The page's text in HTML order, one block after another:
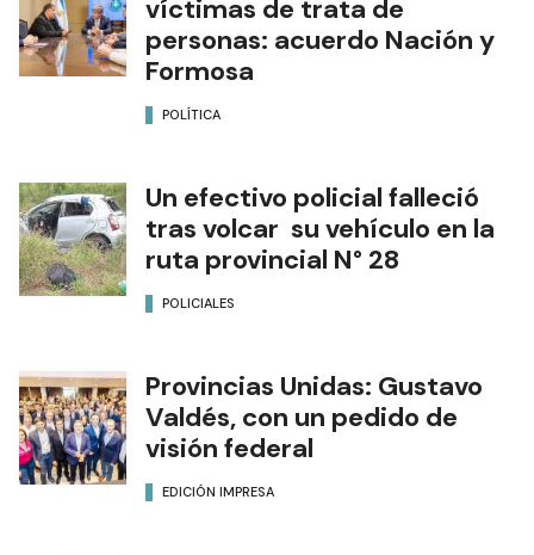
víctimas de trata de
personas: acuerdo Nación y
Formosa
POLÍTICA
Un efectivo policial falleció
tras volcar su vehículo en la
ruta provincial N° 28
POLICIALES
Provincias Unidas: Gustavo
Valdés, con un pedido de
visión federal
EDICIÓN IMPRESA